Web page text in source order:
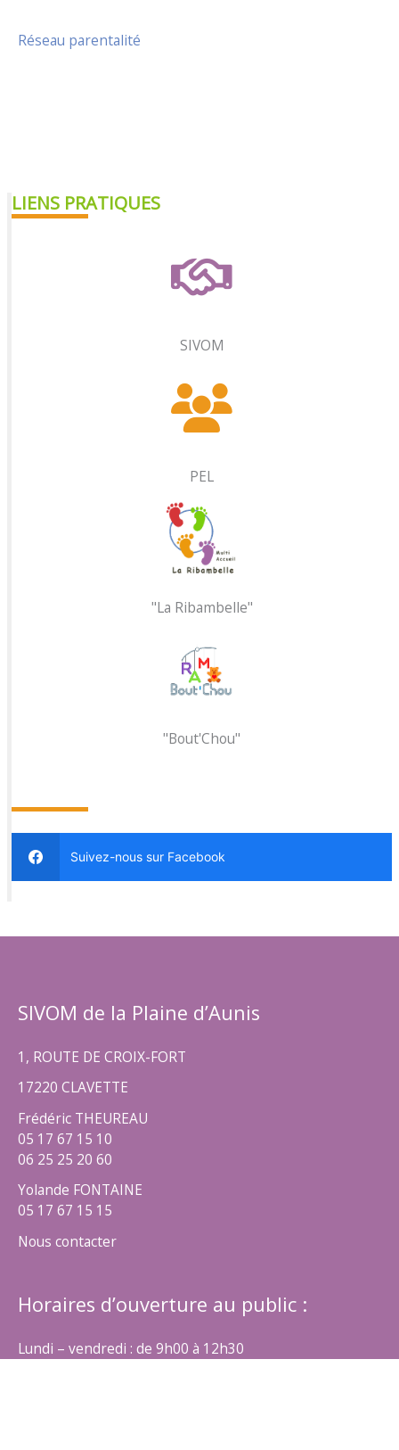
Réseau parentalité
LIENS PRATIQUES
SIVOM
PEL
"La Ribambelle"
"Bout'Chou"
Suivez-nous sur Facebook
SIVOM de la Plaine d’Aunis
1, ROUTE DE CROIX-FORT
17220 CLAVETTE
Frédéric THEUREAU
05 17 67 15 10
06 25 25 20 60
Yolande FONTAINE
05 17 67 15 15
Nous contacter
Horaires d’ouverture au public :
Lundi – vendredi : de 9h00 à 12h30